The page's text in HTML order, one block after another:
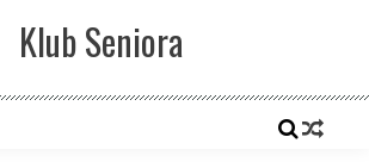
Klub Seniora